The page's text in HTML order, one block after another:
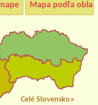
Mapa podľa
Celé Slovensko»